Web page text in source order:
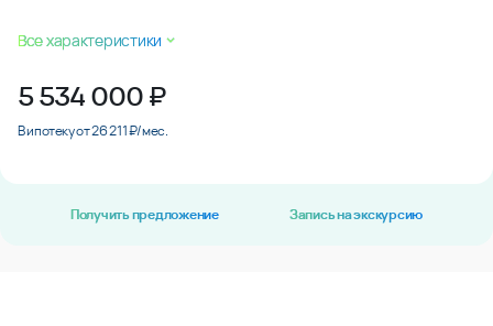
Все характеристики
5 534 000₽
В ипотеку от 26 211 ₽/мес.
Получить предложение Запись на экскурсию